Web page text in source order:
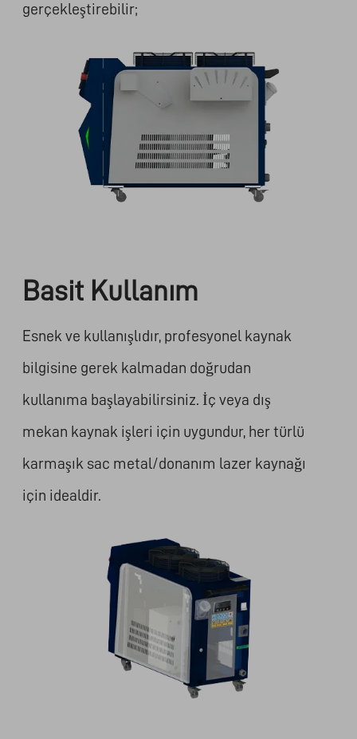
gerçekleştirebilir;
Basit Kullanım
Esnek ve kullanışlıdır, profesyonel kaynak
bilgisine gerek kalmadan doğrudan
kullanıma başlayabilirsiniz. İç veya dış
mekan kaynak işleri için uygundur, her türlü
karmaşık sac metal/donanım lazer kaynağı
için idealdir.